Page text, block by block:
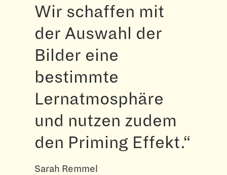
Wir schaffen mit
der Auswahl der
Bilder eine
bestimmte
Lernatmosphäre
und nutzen zudem
den Priming Effekt.“
Sarah Remmel